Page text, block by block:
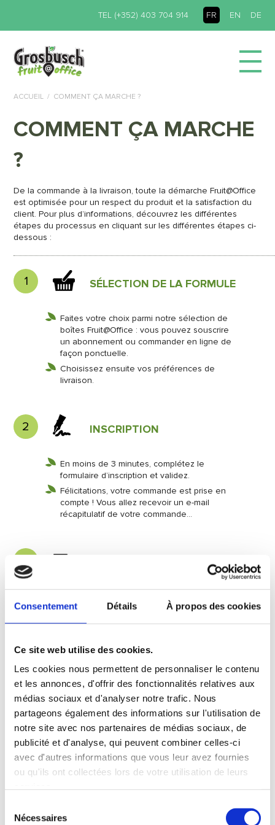
Consentement Détails À propos des cookies
Ce site web utilise des cookies.
Les cookies nous permettent de personnaliser le contenu
et les annonces, d'offrir des fonctionnalités relatives aux
médias sociaux et d'analyser notre trafic. Nous
partageons également des informations sur l'utilisation de
notre site avec nos partenaires de médias sociaux, de
publicité et d'analyse, qui peuvent combiner celles-ci
avec d'autres informations que vous leur avez fournies
ou qu'ils ont collectées lors de votre utilisation de leurs
Nécessaires
FR EN DE
TEL (+352) 403 704 914
ACCUEIL COMMENT ÇA MARCHE ?
COMMENT ÇA MARCHE
?
De la commande à la livraison, toute la démarche Fruit@Office
est optimisée pour un respect du produit et la satisfaction du
client. Pour plus d’informations, découvrez les différentes
étapes du processus en cliquant sur les différentes étapes ci-
dessous :
1 SÉLECTION DE LA FORMULE
Faites votre choix parmi notre sélection de
boîtes Fruit@Office : vous pouvez souscrire
un abonnement ou commander en ligne de
façon ponctuelle.
Choisissez ensuite vos préférences de
livraison.
2 INSCRIPTION
En moins de 3 minutes, complétez le
formulaire d’inscription et validez.
Félicitations, votre commande est prise en
compte ! Vous allez recevoir un e-mail
récapitulatif de votre commande…
Nos spécialistes conditionnent vos boîtes
Fruit@Office la veille au soir du jour de
livraison.
pour les clients abonnés et du mardi au
Toutes nos livraisons sont gratuites au
Grand-Duché de Luxembourg.
4 FACTURATION ET PAIEMENT
Lorsque vous souscrivez un abonnement,
recevez votre facture mensuellement. Pour la
Si vous commandez un ou plusieurs boxes à